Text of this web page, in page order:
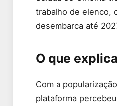
trabalho de elenco,
desembarca até
O que
Com a
plataforma